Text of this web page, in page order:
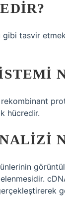
gibi tasvir
hücredir.